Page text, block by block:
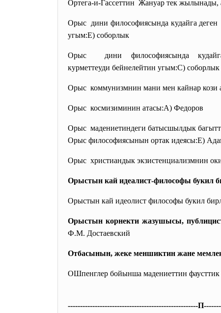
Ортега-и-Гассеттин Жануар тек жылынады,
Орыс дини философиясында кудайга
угым:Е) соборлык
Орыс дини философиясында
курметтеуди бейнелейтин угым:С) соборлык
Орыс коммунизмнин мани мен кайнар кози
Орыс космизиминин атасы:А) Федоров
Орыс мадениетиндеги батысшылдык
Орыс философиясынын ортак идеясы:E)
Орыс христиандык экзистенциализмнин
Орыстын кай идеалист-философы букил
Орыстын кай идеолист философы букил
Орыстын корнекти жазушысы,
Ф.М. Достаевский
Отбасынын, жеке меншиктин жане
ОШпенглер бойынша мадениеттин
-----------------------------------------------------П------